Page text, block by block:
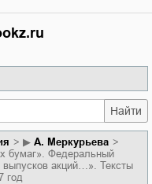
Найти
▶ А. Меркурьева
бумаг». Федеральный
выпусков акций…». Тексты
год